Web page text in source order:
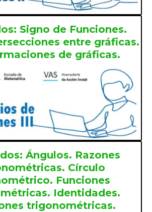
Signo de Funciones.
entre gráficas.
de gráficas.
Ángulos. Razones
Círculo
Funciones
Identidades.
trigonométricas.